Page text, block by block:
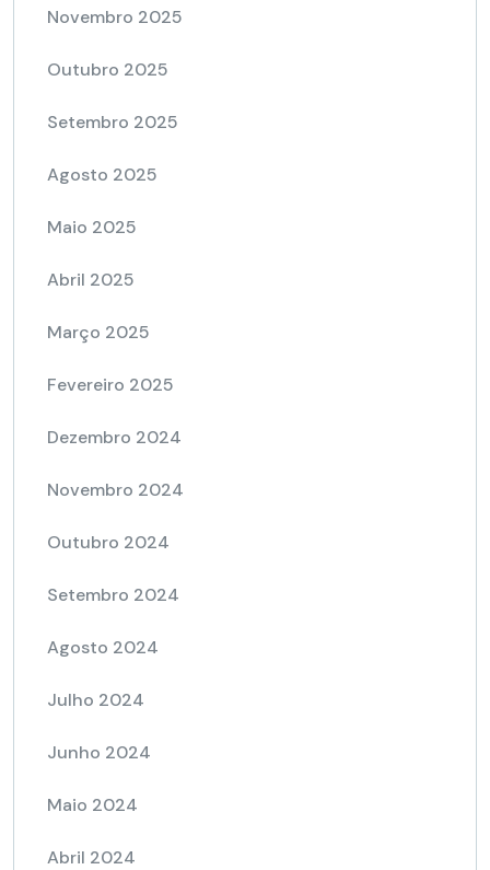
Novembro 2025
Outubro 2025
Setembro 2025
Agosto 2025
Maio 2025
Abril 2025
Março 2025
Fevereiro 2025
Dezembro 2024
Novembro 2024
Outubro 2024
Setembro 2024
Agosto 2024
Julho 2024
Junho 2024
Maio 2024
Abril 2024